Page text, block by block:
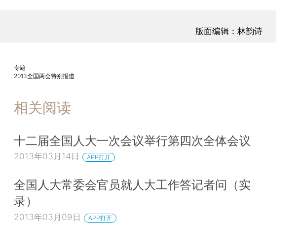
版面编辑：林韵诗
专题
2013全国两会特别报道
相关阅读
十二届全国人大一次会议举行第四次全体会议
2013年03月14日 APP打开
全国人大常委会官员就人大工作答记者问（实
录）
2013年03月09日 APP打开